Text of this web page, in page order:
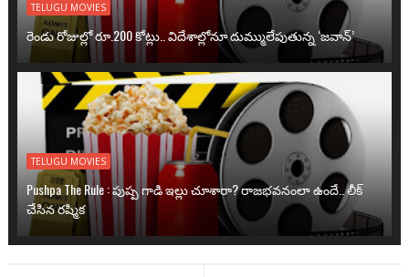
TELUGU MOVIES
రెండు రోజుల్లో రూ.200 కోట్లు.. విదేశాల్లోనూ దుమ్ములేపుతున్న ‘జవాన్’
TELUGU MOVIES
Pushpa The Rule : పుష్ప గాడి ఇల్లు చూశారా? రాజభవనంలా ఉందే.. లీక్
చేసిన రష్మిక